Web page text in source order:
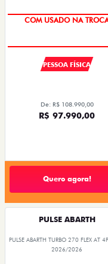
SUPER DESCONTO
PESSOA FÍSICA
De: R$ 108.990,00
R$ 97.990,00
Quero agora!
PULSE ABARTH
PULSE ABARTH TURBO 270 FLEX AT
2026/2026